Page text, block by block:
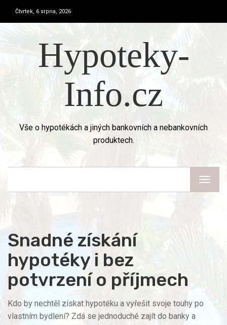
Čtvrtek, 6 srpna, 2026
Hypoteky-
Info.cz
Vše o hypotékách a jiných bankovních a nebankovních
produktech.
Snadné získání
hypotéky i bez
potvrzení o příjmech
Kdo by nechtěl získat hypotéku a vyřešit svoje touhy po
vlastním bydlení? Zdá se jednoduché zajít do banky a